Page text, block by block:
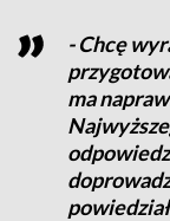
- Chcę
ma